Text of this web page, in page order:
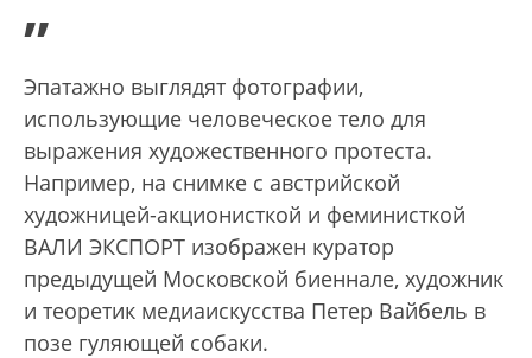
”
Эпатажно выглядят фотографии,
использующие человеческое тело для
выражения художественного протеста.
Например, на снимке с австрийской
художницей-акционисткой и феминисткой
ВАЛИ ЭКСПОРТ изображен куратор
предыдущей Московской биеннале, художник
и теоретик медиаискусства Петер Вайбель в
позе гуляющей собаки.